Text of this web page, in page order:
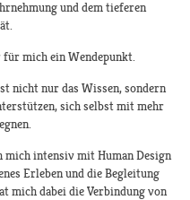
und dem tieferen
für mich ein Wendepunkt.
nicht nur das Wissen, sondern
sich selbst mit mehr
mich intensiv mit Human Design
Erleben und die Begleitung
mich dabei die Verbindung von